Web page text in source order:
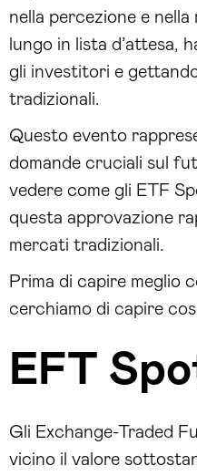
nella percezione e
lungo in lista d’attesa,
gli investitori e
tradizionali.
Questo evento
domande cruciali sul
vedere come gli ETF
questa approvazione
mercati tradizionali.
Prima di capire meglio
cerchiamo di capire
EFT
Gli Exchange-Traded
vicino il valore